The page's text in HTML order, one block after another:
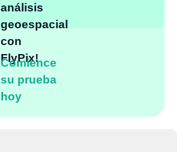
análisis
geoespacial
con
FlyPix!
Comience
su prueba
hoy